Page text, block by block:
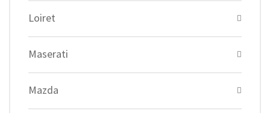
Loiret
Maserati
Mazda